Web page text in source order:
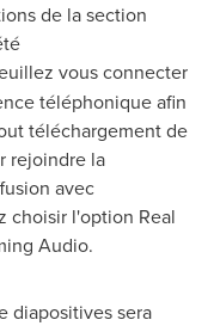
de la section
vous connecter
téléphonique afin
téléchargement de
rejoindre la
avec
choisir l'option Real
Audio.
diapositives sera